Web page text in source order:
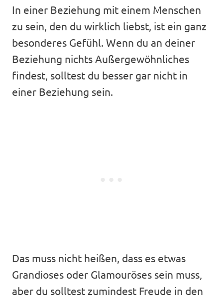
In einer Beziehung mit einem Menschen
zu sein, den du wirklich liebst, ist ein ganz
besonderes Gefühl. Wenn du an deiner
Beziehung nichts Außergewöhnliches
findest, solltest du besser gar nicht in
einer Beziehung sein.
Das muss nicht heißen, dass es etwas
Grandioses oder Glamouröses sein muss,
aber du solltest zumindest Freude in den